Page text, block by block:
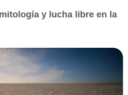
y lucha libre en la